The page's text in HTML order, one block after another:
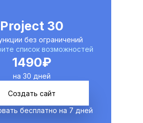
Project 30
без ограничений
список возможностей
1490₽
на 30 дней
Создать сайт
бесплатно на 7 дней